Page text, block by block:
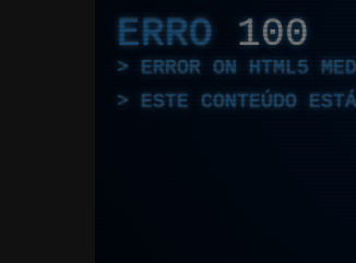
ERRO 100
ERROR ON HTML5
ESTE CONTEÚDO